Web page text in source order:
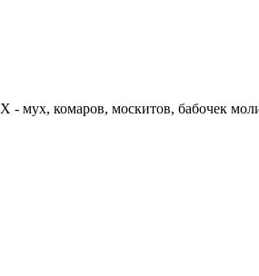
москитов, бабочек моли,